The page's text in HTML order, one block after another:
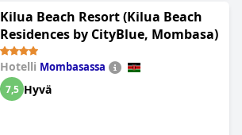
Kilua Beach Resort (Kilua Beach
Residences by CityBlue, Mombasa)
Hotelli Mombasassa
7,5 Hyvä